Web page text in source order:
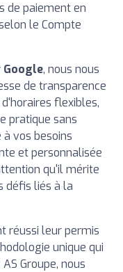
de paiement en
le Compte
Google, nous nous
de transparence
flexibles,
pratique sans
vos besoins
et personnalisée
qu'il mérite
défis liés à la
réussi leur permis
unique qui
Groupe, nous